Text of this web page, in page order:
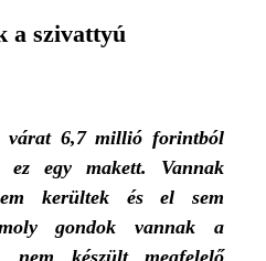
a szivattyú
várat 6,7 millió forintból
egy makett. Vannak
kerültek és el sem
gondok vannak a
nem készült megfelelő